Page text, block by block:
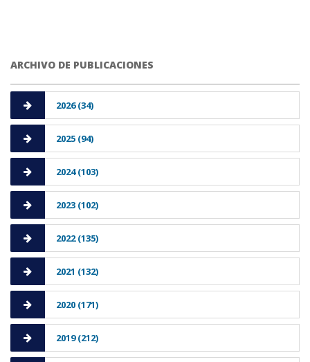
ARCHIVO DE PUBLICACIONES
2026 (34)
2025 (94)
2024 (103)
2023 (102)
2022 (135)
2021 (132)
2020 (171)
2019 (212)